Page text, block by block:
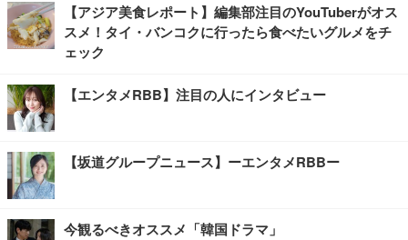
【アジア美食レポート】編集部注目のYouTuberがオス
スメ！タイ・バンコクに行ったら食べたいグルメをチ
ェック
【エンタメRBB】注目の人にインタビュー
【坂道グループニュース】ーエンタメRBBー
今観るべきオススメ「韓国ドラマ」